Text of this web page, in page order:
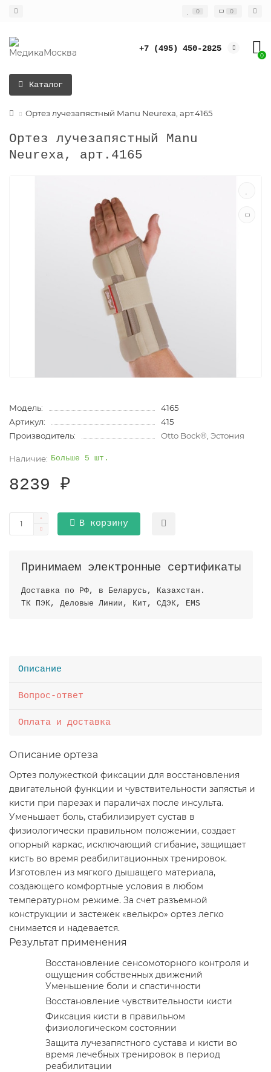
0 0
+7 (495) 450-2825
0
Каталог
Ортез лучезапястный Manu Neurexa, арт.4165
Ортез лучезапястный Manu
Neurexa, арт.4165
Модель:
4165
Артикул:
415
Производитель:
Otto Bock®, Эстония
Больше 5 шт.
8239 ₽
В корзину
Принимаем электронные сертификаты
Доставка по РФ, в Беларусь, Казахстан.
ТК ПЭК, Деловые Линии, Кит, СДЭК, EMS
Описание
Вопрос-ответ
Оплата и доставка
Описание ортеза
Ортез полужесткой фиксации для восстановления
двигательной функции и чувствительности запястья и
кисти при парезах и параличах после инсульта.
Уменьшает боль, стабилизирует сустав в
физиологически правильном положении, создает
опорный каркас, исключающий сгибание, защищает
кисть во время реабилитационных тренировок.
Изготовлен из мягкого дышащего материала,
создающего комфортные условия в любом
температурном режиме. За счет разъемной
конструкции и застежек «велькро» ортез легко
снимается и надевается.
Результат применения
Восстановление сенсомоторного контроля и
ощущения собственных движений
Уменьшение боли и спастичности
Восстановление чувствительности кисти
Фиксация кисти в правильном
физиологическом состоянии
Защита лучезапястного сустава и кисти во
время лечебных тренировок в период
реабилитации